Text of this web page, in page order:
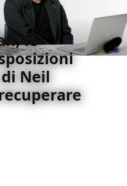
le
Neil